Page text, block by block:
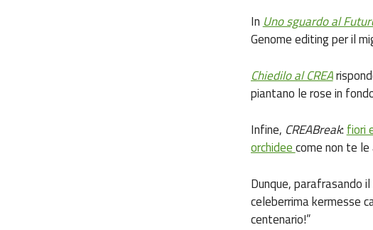
InUno sguardo al
Genome editing per il
Chiedilo al CREA
piantano le rose in
Infine, CREABreak:fiori
orchideecome non te
Dunque, parafrasando
celeberrima kermesse
centenario!”